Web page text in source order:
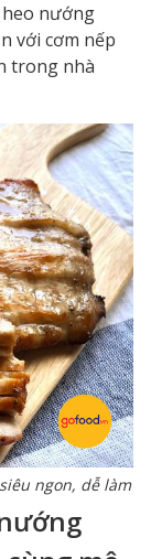
nướng
với cơm nếp
trong nhà
ngon, dễ làm